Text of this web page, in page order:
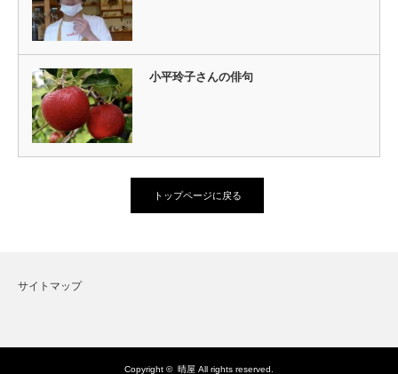
小平玲子さんの俳句
トップページに戻る
サイトマップ
Copyright © 晴屋 All rights reserved.